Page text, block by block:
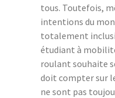
tous. Toutefois,
intentions du
totalement
étudiant à
roulant souhaite
doit compter sur
ne sont pas